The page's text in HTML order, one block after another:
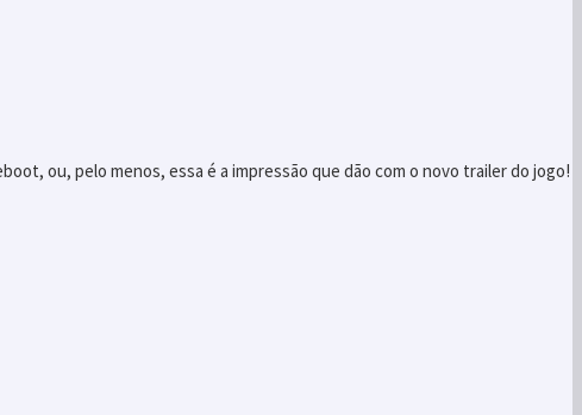
ou, pelo menos, essa é a impressão que dão com o novo trailer do jogo!